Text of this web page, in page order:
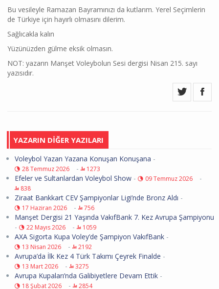
Bu vesileyle Ramazan Bayramınızı da kutlarım. Yerel Seçimlerin
de Türkiye için hayırlı olmasını dilerim.
Sağlıcakla kalın
Yüzünüzden gülme eksik olmasın.
NOT: yazarın Manşet Voleybolun Sesi dergisi Nisan 215. sayı
yazısıdır.
YAZARIN DİĞER YAZILARI
Voleybol Yazan Yazana Konuşan Konuşana -
28 Temmuz 2026 - 1273
Efeler ve Sultanlardan Voleybol Show - 09 Temmuz 2026 -
838
Ziraat Bankkart CEV Şampiyonlar Ligi’nde Bronz Aldı -
17 Haziran 2026 - 756
Manşet Dergisi 21 Yaşında VakıfBank 7. Kez Avrupa Şampiyonu
-
22 Mayıs 2026 - 1059
AXA Sigorta Kupa Voley’de Şampiyon VakıfBank -
13 Nisan 2026 - 2192
Avrupa’da İlk Kez 4 Türk Takımı Çeyrek Finalde -
13 Mart 2026 - 3275
Avrupa Kupaları’nda Galibiyetlere Devam Ettik -
18 Şubat 2026 - 2854